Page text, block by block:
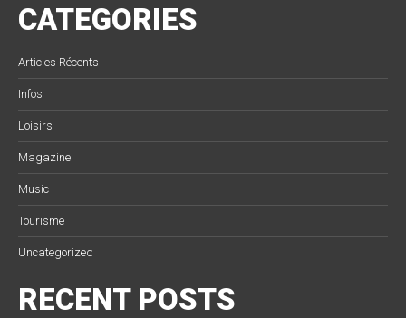
CATEGORIES
Articles Récents
Infos
Loisirs
Magazine
Music
Tourisme
Uncategorized
RECENT POSTS